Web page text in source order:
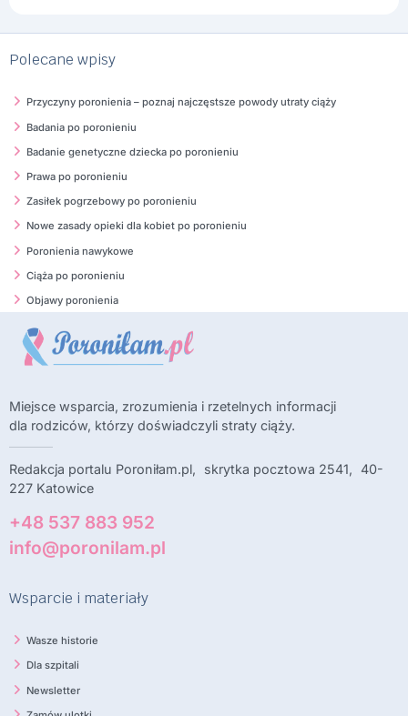
Miejsce wsparcia, zrozumienia i rzetelnych informacji
dla rodziców, którzy doświadczyli straty ciąży.
Redakcja portalu Poroniłam.pl, skrytka pocztowa 2541, 40-
227 Katowice
+48 537 883 952
info@poronilam.pl
Polecane wpisy
Przyczyny poronienia – poznaj najczęstsze powody utraty ciąży
Badania po poronieniu
Badanie genetyczne dziecka po poronieniu
Prawa po poronieniu
Zasiłek pogrzebowy po poronieniu
Nowe zasady opieki dla kobiet po poronieniu
Poronienia nawykowe
Ciąża po poronieniu
Objawy poronienia
Wsparcie i materiały
Wasze historie
Dla szpitali
Newsletter